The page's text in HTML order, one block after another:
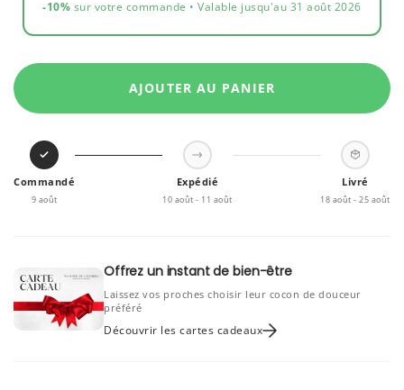
-10% sur votre commande • Valable jusqu'au 31 août 2026
AJOUTER AU PANIER
Commandé
9 août
Expédié
10 août - 11 août
Livré
18 août - 25 août
Offrez un instant de bien-être
Laissez vos proches choisir leur cocon de douceur
préféré
Découvrir les cartes cadeaux